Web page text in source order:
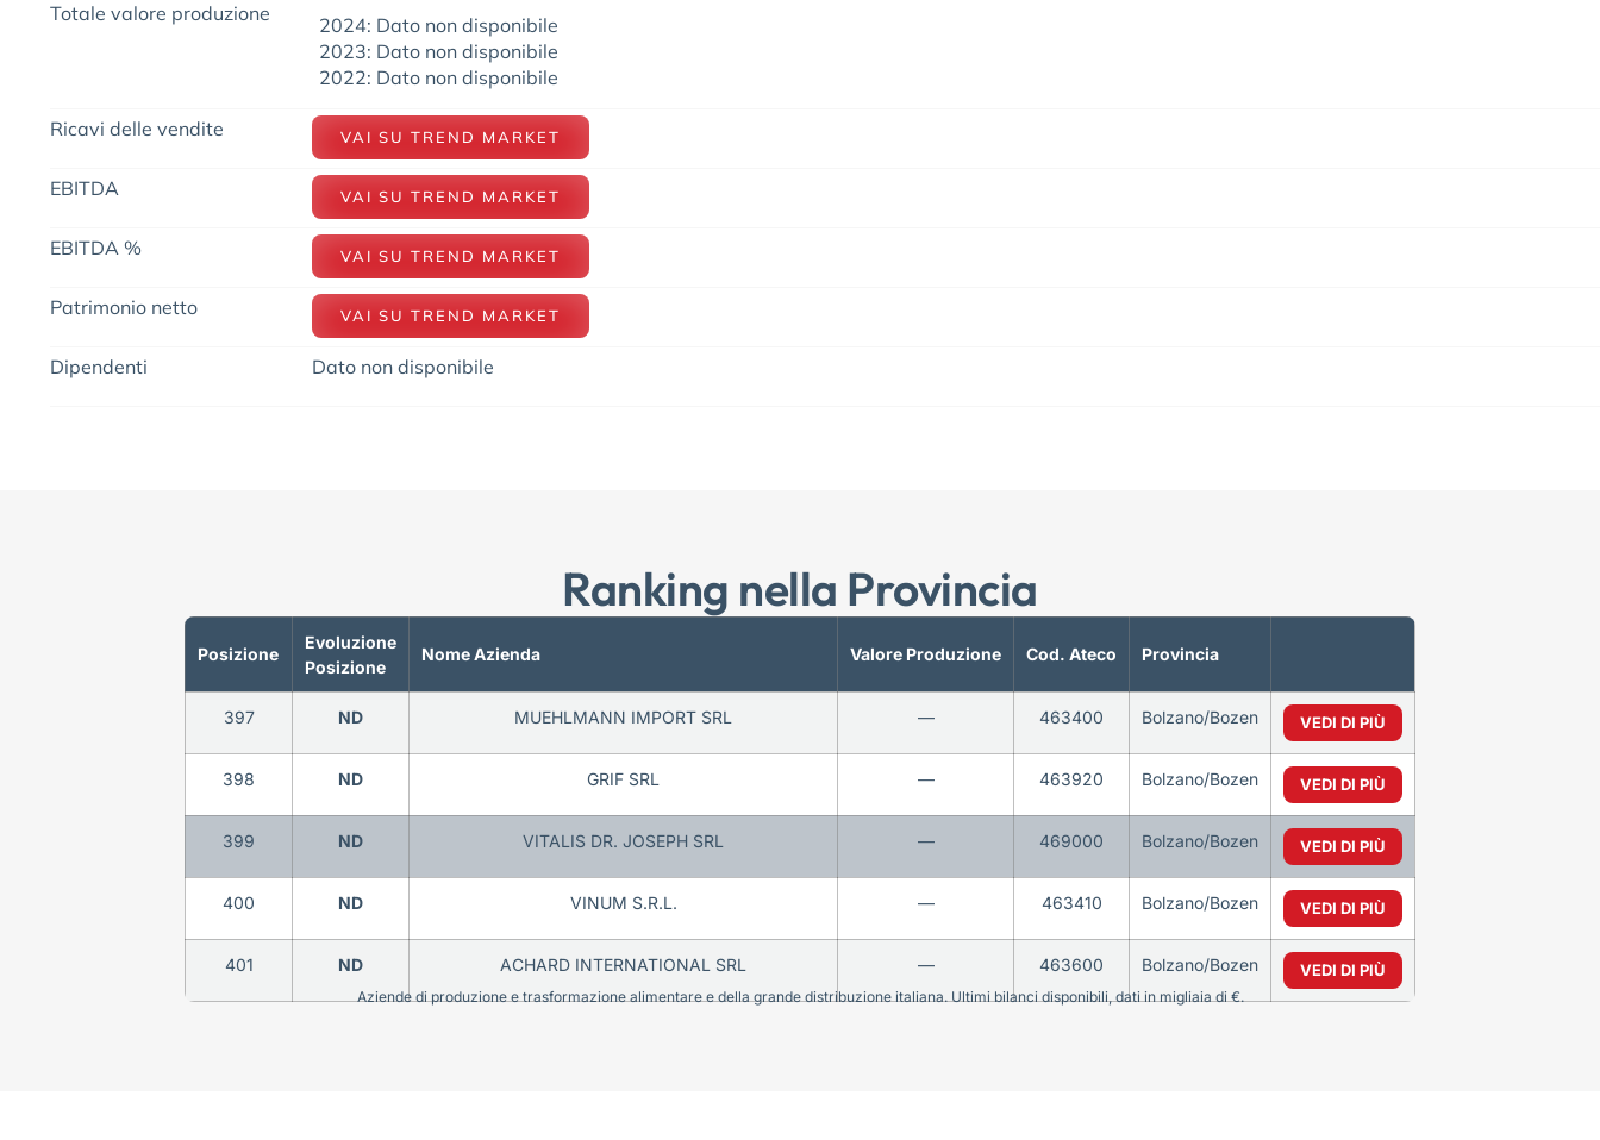
Totale valore produzione
2024: Dato non disponibile
2023: Dato non disponibile
2022: Dato non disponibile
Ricavi delle vendite VAI SU TREND MARKET
EBITDA VAI SU TREND MARKET
EBITDA % VAI SU TREND MARKET
Patrimonio netto VAI SU TREND MARKET
Dipendenti Dato non disponibile
Ranking nella Provincia
Posizione
Evoluzione
Posizione
Nome Azienda Valore Produzione Cod. Ateco Provincia
397 ND MUEHLMANN IMPORT SRL — 463400 Bolzano/Bozen VEDI DI PIÙ
398 ND GRIF SRL — 463920 Bolzano/Bozen VEDI DI PIÙ
399 ND VITALIS DR. JOSEPH SRL — 469000 Bolzano/Bozen VEDI DI PIÙ
400 ND VINUM S.R.L. — 463410 Bolzano/Bozen VEDI DI PIÙ
401 ND ACHARD INTERNATIONAL SRL — 463600 Bolzano/Bozen VEDI DI PIÙ
Aziende di produzione e trasformazione alimentare e della grande distribuzione italiana. Ultimi bilanci disponibili, dati in migliaia di €.